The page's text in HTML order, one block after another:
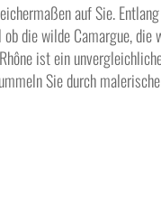
auf Sie.
die wilde Camargue, die
ist ein
Sie durch